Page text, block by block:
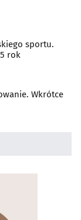
sportu.
rok
Wkrótce